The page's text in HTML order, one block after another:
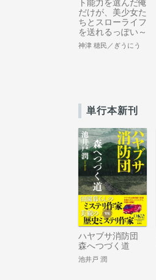
ト能力を選んだ俺
だけが、美少女た
ちとスローライフ
を送れるっぽい～
神津 穂民／ぎうにう
単行本新刊
ハヤブサ消防団
森へつづく道
池井戸 潤